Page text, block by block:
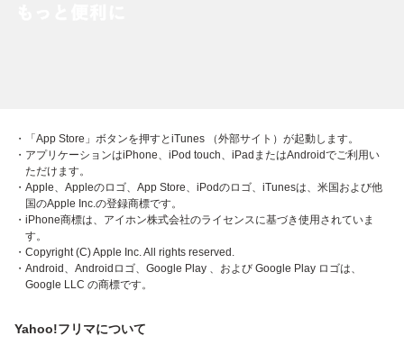
・「App Store」ボタンを押すとiTunes （外部サイト）が起動します。
・アプリケーションはiPhone、iPod touch、iPadまたはAndroidでご利用い
ただけます。
・Apple、Appleのロゴ、App Store、iPodのロゴ、iTunesは、米国および他
国のApple Inc.の登録商標です。
・iPhone商標は、アイホン株式会社のライセンスに基づき使用されていま
す。
・Copyright (C) Apple Inc. All rights reserved.
・Android、Androidロゴ、Google Play 、および Google Play ロゴは、
Google LLC の商標です。
Yahoo!フリマについて